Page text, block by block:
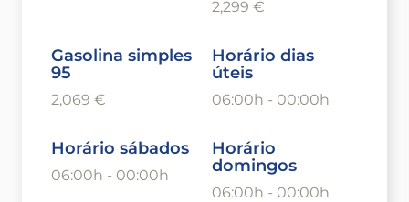
2,299 €
Gasolina simples
95
2,069 €
Horário dias
úteis
06:00h - 00:00h
Horário sábados
06:00h - 00:00h
Horário
domingos
06:00h - 00:00h